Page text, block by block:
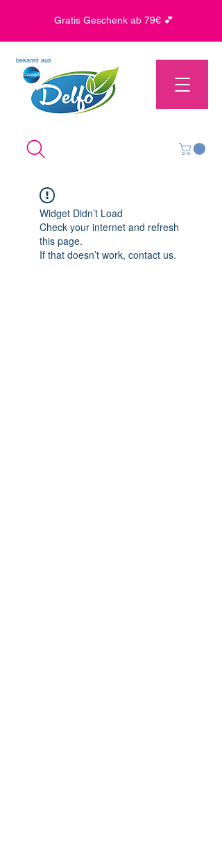
Gratis Geschenk ab 79€ 💕
bekannt aus
Widget Didn’t Load
Check your internet and refresh
this page.
If that doesn’t work, contact us.